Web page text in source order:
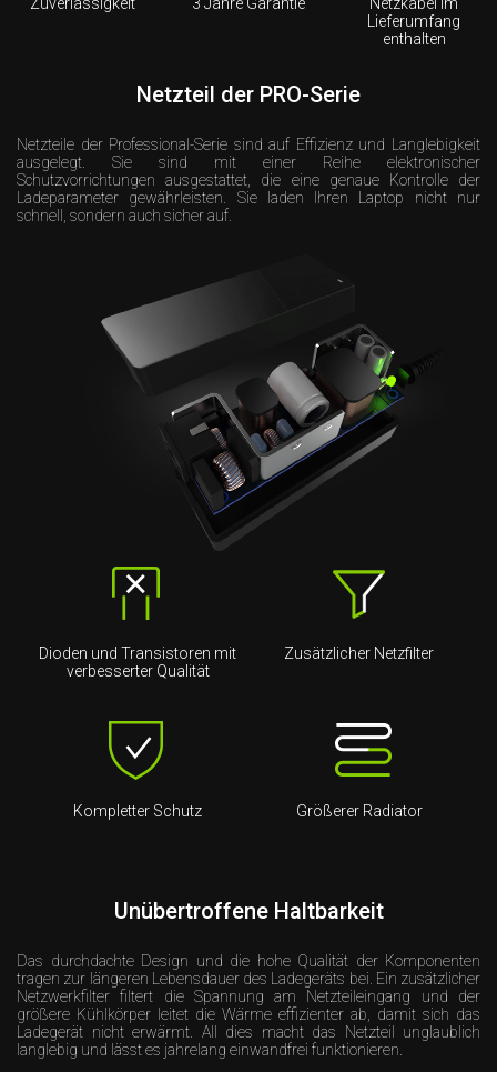
Zuverlässigkeit 3 Jahre Garantie
Netzkabel im
Lieferumfang
enthalten
Netzteil der PRO-Serie
Netzteile der Professional-Serie sind auf Effizienz und Langlebigkeit
ausgelegt. Sie sind mit einer Reihe elektronischer
Schutzvorrichtungen ausgestattet, die eine genaue Kontrolle der
Ladeparameter gewährleisten. Sie laden Ihren Laptop nicht nur
schnell, sondern auch sicher auf.
Dioden und Transistoren mit
verbesserter Qualität
Zusätzlicher Netzfilter
Kompletter Schutz Größerer Radiator
Unübertroffene Haltbarkeit
Das durchdachte Design und die hohe Qualität der Komponenten
tragen zur längeren Lebensdauer des Ladegeräts bei. Ein zusätzlicher
Netzwerkfilter filtert die Spannung am Netzteileingang und der
größere Kühlkörper leitet die Wärme effizienter ab, damit sich das
Ladegerät nicht erwärmt. All dies macht das Netzteil unglaublich
langlebig und lässt es jahrelang einwandfrei funktionieren.